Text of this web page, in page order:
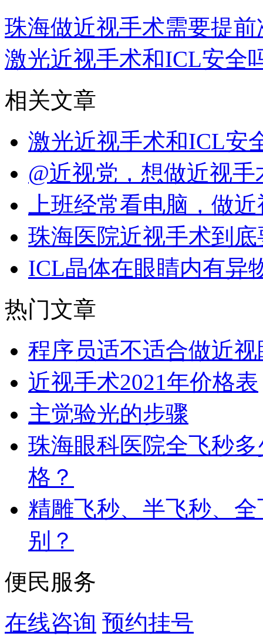
珠海做近视手术需要提
激光近视手术和ICL安全
相关文章
激光近视手术和ICL安
@近视党，想做近视
上班经常看电脑，做
珠海医院近视手术到
ICL晶体在眼睛内有异
热门文章
程序员适不适合做近视
近视手术2021年价格表
主觉验光的步骤
珠海眼科医院全飞秒
格？
精雕飞秒、半飞秒、
别？
便民服务
在线咨询 预约挂号